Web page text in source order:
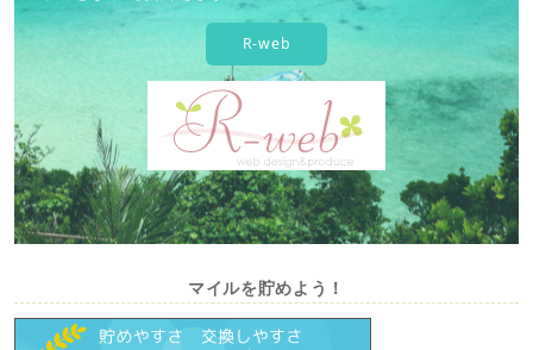
R-web
マイルを貯めよう！